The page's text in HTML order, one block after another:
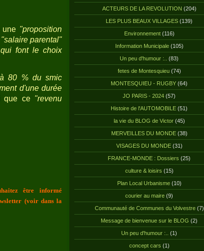
une "proposition
"salaire parental"
font le choix
80 % du smic
d'une durée
que ce "revenu
être informé
(voir dans la
ACTEURS DE LA REVOLUTION (204)
LES PLUS BEAUX VILLAGES (139)
Environnement(116)
Information Municipale(105)
Un peu d'humour :.. (83)
fetes de Montesquieu(74)
MONTESQUIEU - RUGBY (64)
JO PARIS - 2024 (57)
Histoire de l'AUTOMOBILE (51)
la vie du BLOG de Victor(45)
MERVEILLES DU MONDE(38)
VISAGES DU MONDE(31)
FRANCE-MONDE : Dossiers (25)
culture & loisirs (15)
Plan Local Urbanisme(10)
courier au maire (9)
Communauté de Communes du Volvestre(7)
Message de bienvenue sur le BLOG (2)
Un peu d'humour :.. (1)
concept cars (1)